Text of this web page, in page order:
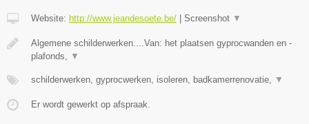
Website: http://www.jeandesoete.be/ Screenshot ▼
Algemene schilderwerken....Van: het plaatsen gyprocwanden en -
plafonds, ▼
schilderwerken, gyprocwerken, isoleren, badkamerrenovatie, ▼
Er wordt gewerkt op afspraak.